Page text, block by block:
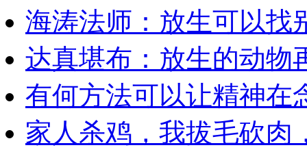
海涛法师：放生可以找
达真堪布：放生的动物
有何方法可以让精神在
家人杀鸡，我拔毛砍肉